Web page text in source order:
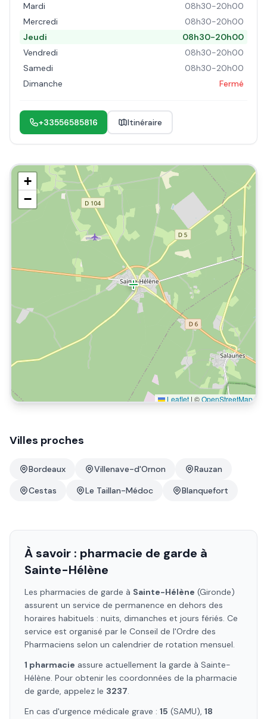
Mardi
08h30-20h00
Mercredi
08h30-20h00
Jeudi
08h30-20h00
Vendredi
08h30-20h00
Samedi
08h30-20h00
Dimanche
Fermé
+33556585816 Itinéraire
+
−
Leaflet | ©OpenStreetMap
Villes proches
Bordeaux Villenave-d'Ornon
Rauzan
Cestas
Le Taillan-Médoc Blanquefort
À savoir : pharmacie de garde à
Sainte-Hélène
Les pharmacies de garde à Sainte-Hélène (Gironde)
assurent un service de permanence en dehors des
horaires habituels : nuits, dimanches et jours fériés. Ce
service est organisé par le Conseil de l'Ordre des
Pharmaciens selon un calendrier de rotation mensuel.
1 pharmacie assure actuellement la garde à Sainte-
Hélène. Pour obtenir les coordonnées de la pharmacie
de garde, appelez le 3237.
En cas d'urgence médicale grave : 15 (SAMU), 18